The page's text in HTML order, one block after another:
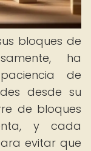
bloques de
ha
de
desde su
de bloques
y cada
evitar que